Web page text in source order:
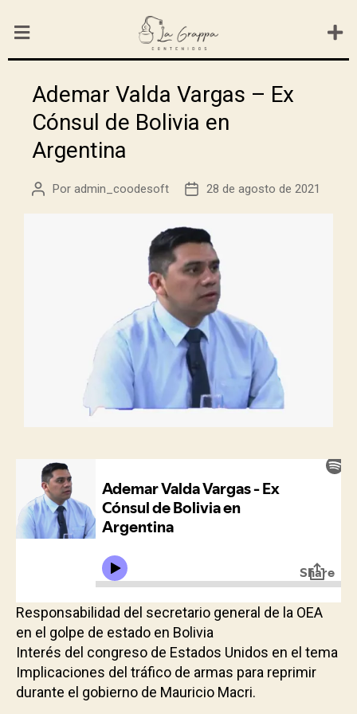
Ademar Valda Vargas – Ex
Cónsul de Bolivia en
Argentina
Por admin_coodesoft 28 de agosto de 2021
Responsabilidad del secretario general de la OEA
en el golpe de estado en Bolivia
Interés del congreso de Estados Unidos en el tema
Implicaciones del tráfico de armas para reprimir
durante el gobierno de Mauricio Macri.